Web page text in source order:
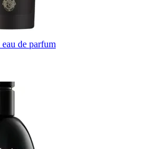
de parfum